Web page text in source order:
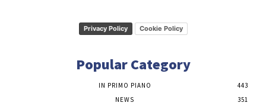
Privacy Policy Cookie Policy
Popular Category
IN PRIMO PIANO
443
NEWS
351